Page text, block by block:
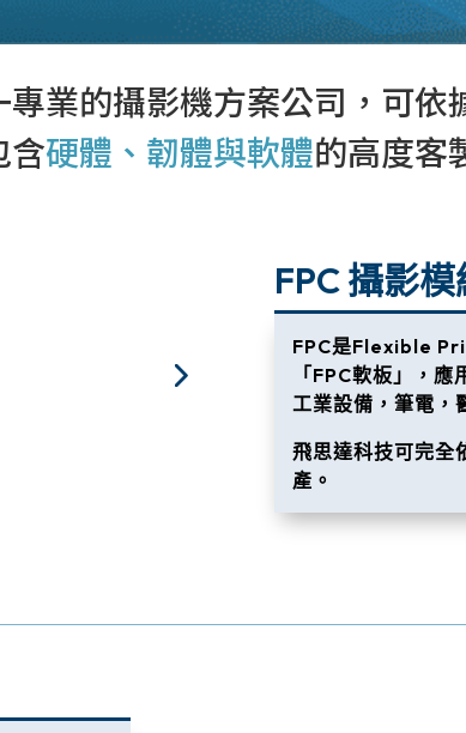
專業的攝影機方案公司，可依
含硬體、韌體與軟體的高度客
FPC 攝影模
FPC是Flexible
「FPC軟板」
，應
工業設備，筆電，
飛思達科技可完全
產。